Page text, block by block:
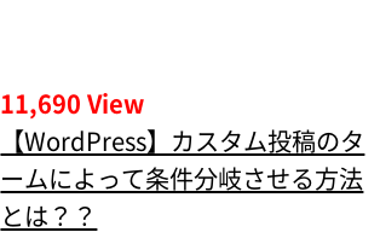
11,690 View
【WordPress】カスタム投稿のタ
ームによって条件分岐させる方法
とは？？